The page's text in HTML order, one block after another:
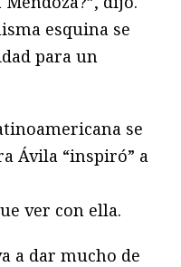
esquina se
para un
se
Ávila “inspiró” a
ver con ella.
a dar mucho de